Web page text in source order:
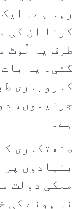
رہا ہے۔
کرنا ان کی
طرف یہ لُوٹ
گئی۔ یہ
کاروباری
جرنیلوں،
ہے۔
صنعتکاری
بنیادوں
ملکی دولت
نہ ہونے کی